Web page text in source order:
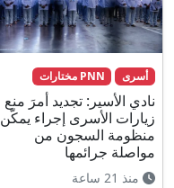
أسرى PNN مختارات
نادي الأسير: تجديد أمرَ منع
زيارات الأسرى إجراء يمكّن
منظومة السجون من
مواصلة جرائمها
منذ 21 ساعة